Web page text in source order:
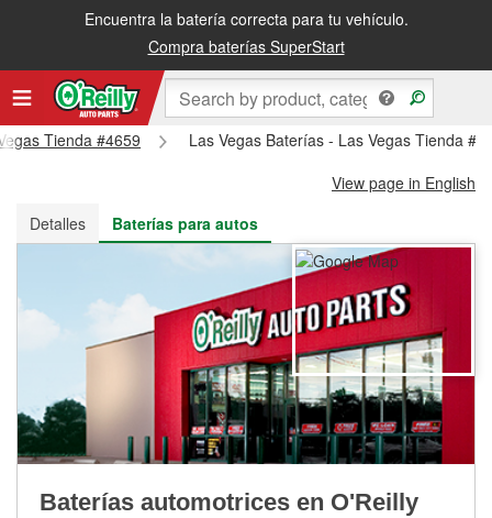
Encuentra la batería correcta para tu vehículo.
Compra baterías SuperStart
Recibe tu orden gratis al día siguiente o recógela en la tienda
Tienda #4659
Las Vegas Baterías - Las Vegas Tienda
View page in English
Detalles
Baterías para autos
Baterías automotrices en O'Reilly